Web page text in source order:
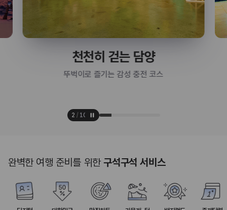
천천히 걷는 담양
뚜벅이로 즐기는 감성 충전 코스
3 / 10
완벽한 여행 준비를 위한구석구석 서비스